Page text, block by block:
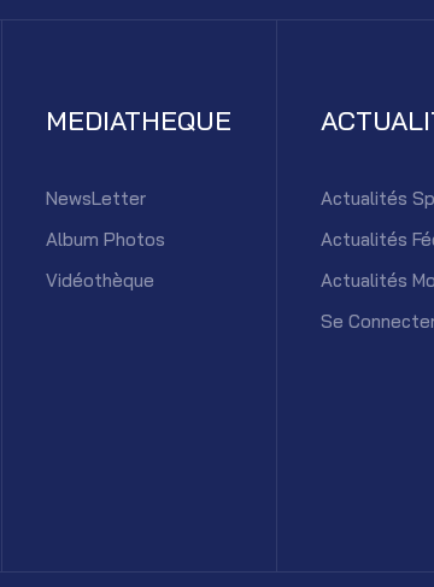
MEDIATHEQUE
NewsLetter
Album Photos
Vidéothèque
Actualités
Actualités
Actualités
Se